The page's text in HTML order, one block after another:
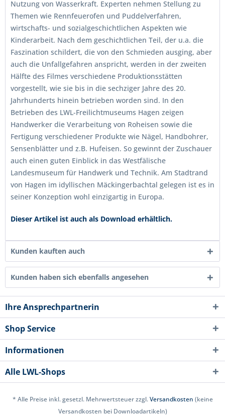
Nutzung von Wasserkraft. Experten nehmen Stellung zu
Themen wie Rennfeuerofen und Puddelverfahren,
wirtschafts- und sozialgeschichtlichen Aspekten wie
Kinderarbeit. Nach dem geschichtlichen Teil, der u.a. die
Faszination schildert, die von den Schmieden ausging, aber
auch die Unfallgefahren anspricht, werden in der zweiten
Hälfte des Filmes verschiedene Produktionsstätten
vorgestellt, wie sie bis in die sechziger Jahre des 20.
Jahrhunderts hinein betrieben worden sind. In den
Betrieben des LWL-Freilichtmuseums Hagen zeigen
Handwerker die Verarbeitung von Roheisen sowie die
Fertigung verschiedener Produkte wie Nägel, Handbohrer,
Sensenblätter und z.B. Hufeisen. So gewinnt der Zuschauer
auch einen guten Einblick in das Westfälische
Landesmuseum für Handwerk und Technik. Am Stadtrand
von Hagen im idyllischen Mäckingerbachtal gelegen ist es in
seiner Konzeption wohl einzigartig in Europa.
Dieser Artikel ist auch als Download erhältlich.
Kunden kauften auch
Kunden haben sich ebenfalls angesehen
Ihre Ansprechpartnerin
Shop Service
Informationen
Alle LWL-Shops
* Alle Preise inkl. gesetzl. Mehrwertsteuer zzgl.Versandkosten (keine
Versandkosten bei Downloadartikeln)